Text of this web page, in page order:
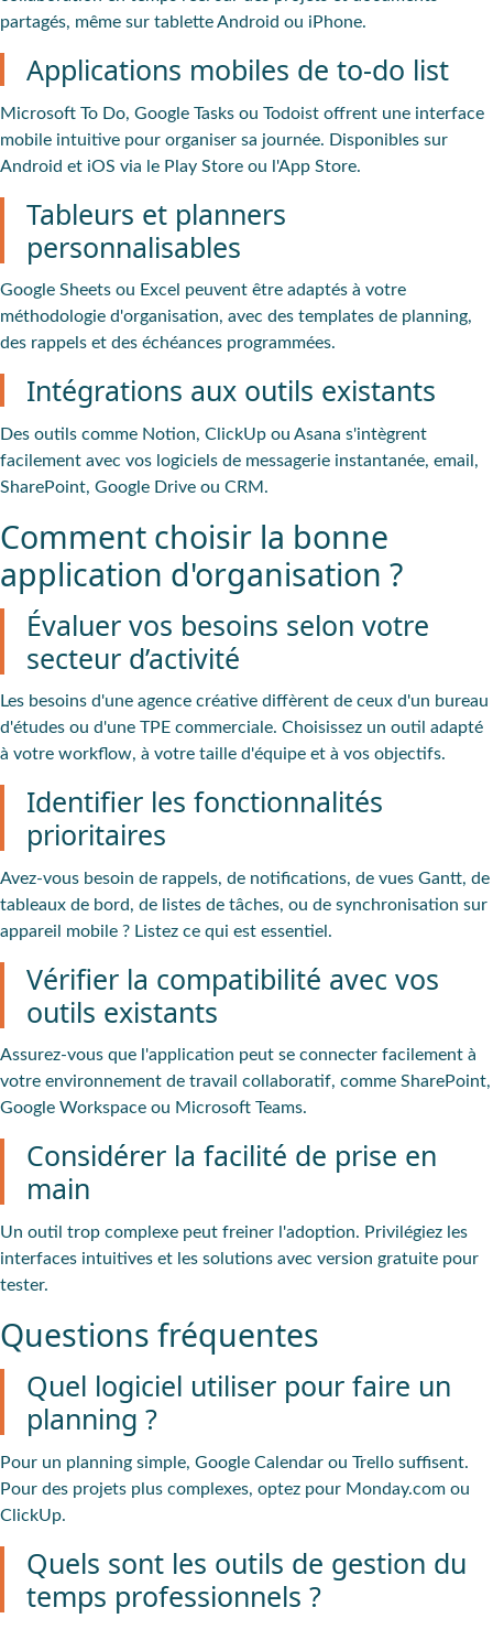
partagés, même sur tablette Android ou iPhone.
Applications mobiles de to-do list
Microsoft To Do, Google Tasks ou Todoist offrent une interface
mobile intuitive pour organiser sa journée. Disponibles sur
Android et iOS via le Play Store ou l'App Store.
Tableurs et planners
personnalisables
Google Sheets ou Excel peuvent être adaptés à votre
méthodologie d'organisation, avec des templates de planning,
des rappels et des échéances programmées.
Intégrations aux outils existants
Des outils comme Notion, ClickUp ou Asana s'intègrent
facilement avec vos logiciels de messagerie instantanée, email,
SharePoint, Google Drive ou CRM.
Comment choisir la bonne
application d'organisation ?
Évaluer vos besoins selon votre
secteur d’activité
Les besoins d'une agence créative diffèrent de ceux d'un bureau
d'études ou d'une TPE commerciale. Choisissez un outil adapté
à votre workflow, à votre taille d'équipe et à vos objectifs.
Identifier les fonctionnalités
prioritaires
Avez-vous besoin de rappels, de notifications, de vues Gantt, de
tableaux de bord, de listes de tâches, ou de synchronisation sur
appareil mobile ? Listez ce qui est essentiel.
Vérifier la compatibilité avec vos
outils existants
Assurez-vous que l'application peut se connecter facilement à
votre environnement de travail collaboratif, comme SharePoint,
Google Workspace ou Microsoft Teams.
Considérer la facilité de prise en
main
Un outil trop complexe peut freiner l'adoption. Privilégiez les
interfaces intuitives et les solutions avec version gratuite pour
tester.
Questions fréquentes
Quel logiciel utiliser pour faire un
planning ?
Pour un planning simple, Google Calendar ou Trello suffisent.
Pour des projets plus complexes, optez pour Monday.com ou
ClickUp.
Quels sont les outils de gestion du
temps professionnels ?